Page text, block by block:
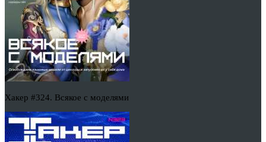
Хакер #324. Всякое с моделями